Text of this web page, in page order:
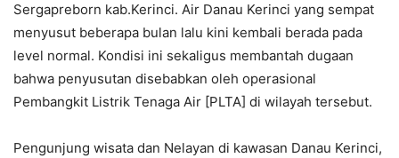
Sergapreborn kab.Kerinci. Air Danau Kerinci yang sempat
menyusut beberapa bulan lalu kini kembali berada pada
level normal. Kondisi ini sekaligus membantah dugaan
bahwa penyusutan disebabkan oleh operasional
Pembangkit Listrik Tenaga Air [PLTA] di wilayah tersebut.
Pengunjung wisata dan Nelayan di kawasan Danau Kerinci,